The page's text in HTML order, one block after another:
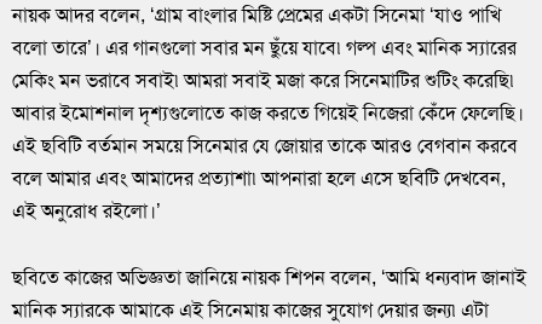
নায়ক আদর বলেন, ‘গ্রাম বাংলার মিষ্টি প্রেমের একটা সিনেমা ‘যাও পাখি
বলো তারে’। এর গানগুলো সবার মন ছুঁয়ে যাবে৷ গল্প এবং মানিক স্যারের
মেকিং মন ভরাবে সবাই৷ আমরা সবাই মজা করে সিনেমাটির শুটিং করেছি৷
আবার ইমোশনাল দৃশ্যগুলোতে কাজ করতে গিয়েই নিজেরা কেঁদে ফেলেছি।
এই ছবিটি বর্তমান সময়ে সিনেমার যে জোয়ার তাকে আরও বেগবান করবে
বলে আমার এবং আমাদের প্রত্যাশা৷ আপনারা হলে এসে ছবিটি দেখবেন,
এই অনুরোধ রইলো।’
ছবিতে কাজের অভিজ্ঞতা জানিয়ে নায়ক শিপন বলেন, ‘আমি ধন্যবাদ জানাই
মানিক স্যারকে আমাকে এই সিনেমায় কাজের সুযোগ দেয়ার জন্য৷ এটা